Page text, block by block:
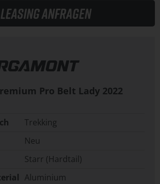
Leasing anfragen
Pro Belt Lady 2022
Trekking
Neu
Starr (Hardtail)
Aluminium